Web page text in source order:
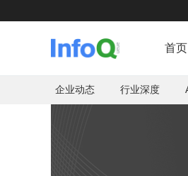
首页
企业动态 行业深度